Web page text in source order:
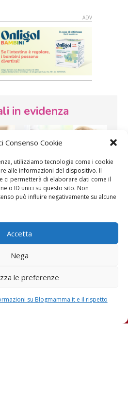
Consenso Cookie
utilizziamo tecnologie come i cookie
alle informazioni del dispositivo. Il
ci permetterà di elaborare dati come il
o ID unici su questo sito. Non
può influire negativamente su alcune
Accetta
Nega
le preferenze
su Blogmamma.it e il rispetto
in evidenza
SOS Pediatra
Le settimane di